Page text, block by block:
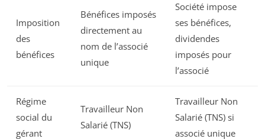
Imposition
des
bénéfices
Bénéfices imposés
directement au
nom de l’associé
unique
Société impose
ses bénéfices,
dividendes
imposés pour
l’associé
Régime
social du
gérant
Travailleur Non
Salarié (TNS)
Travailleur Non
Salarié (TNS) si
associé unique